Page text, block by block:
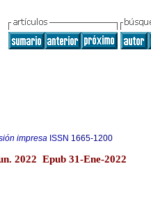
impresa ISSN 1665-1200
2022 Epub 31-Ene-2022